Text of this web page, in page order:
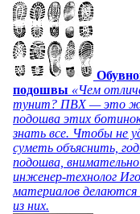
подошвы «Чем
тунит? ПВХ — это же
подошва этих
знать все. Чтобы не
суметь объяснить,
подошва,
инженер-технолог
материалов
из них.